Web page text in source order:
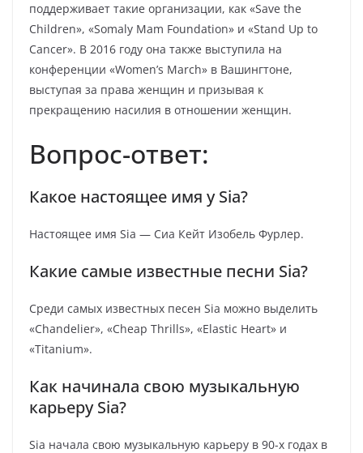
поддерживает такие организации, как «Save the
Children», «Somaly Mam Foundation» и «Stand Up to
Cancer». В 2016 году она также выступила на
конференции «Women’s March» в Вашингтоне,
выступая за права женщин и призывая к
прекращению насилия в отношении женщин.
Вопрос-ответ:
Какое настоящее имя у Sia?
Настоящее имя Sia — Сиа Кейт Изобель Фурлер.
Какие самые известные песни Sia?
Среди самых известных песен Sia можно выделить
«Chandelier», «Cheap Thrills», «Elastic Heart» и
«Titanium».
Как начинала свою музыкальную
карьеру Sia?
Sia начала свою музыкальную карьеру в 90-х годах в